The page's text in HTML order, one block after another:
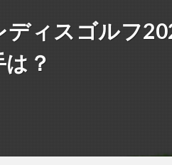
ディスゴルフ
？